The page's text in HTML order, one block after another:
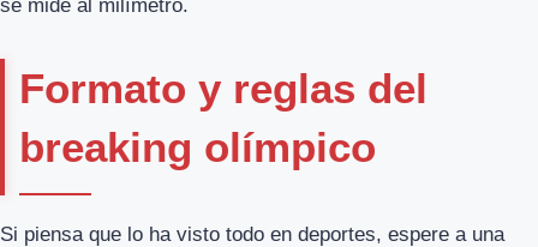
se mide al milímetro.
Formato y reglas del
breaking olímpico
Si piensa que lo ha visto todo en deportes, espere a una